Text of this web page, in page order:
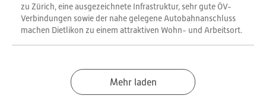
zu Zürich, eine ausgezeichnete Infrastruktur, sehr gute ÖV-
Verbindungen sowie der nahe gelegene Autobahnanschluss
machen Dietlikon zu einem attraktiven Wohn- und Arbeitsort.
Mehr laden